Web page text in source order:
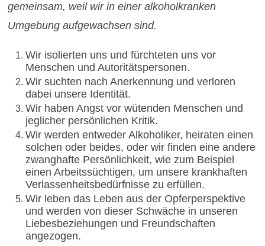
gemeinsam, weil wir in einer alkoholkranken
Umgebung aufgewachsen sind.
Wir isolierten uns und fürchteten uns vor
Menschen und Autoritätspersonen.
Wir suchten nach Anerkennung und verloren
dabei unsere Identität.
Wir haben Angst vor wütenden Menschen und
jeglicher persönlichen Kritik.
Wir werden entweder Alkoholiker, heiraten einen
solchen oder beides, oder wir finden eine andere
zwanghafte Persönlichkeit, wie zum Beispiel
einen Arbeitssüchtigen, um unsere krankhaften
Verlassenheitsbedürfnisse zu erfüllen.
Wir leben das Leben aus der Opferperspektive
und werden von dieser Schwäche in unseren
Liebesbeziehungen und Freundschaften
angezogen.